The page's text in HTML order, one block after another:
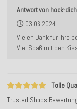
Antwort von hock-
03.06.2024
Vielen Dank für Ihre
Viel Spaß mit den
Tolle
Trusted Shops Bewertung